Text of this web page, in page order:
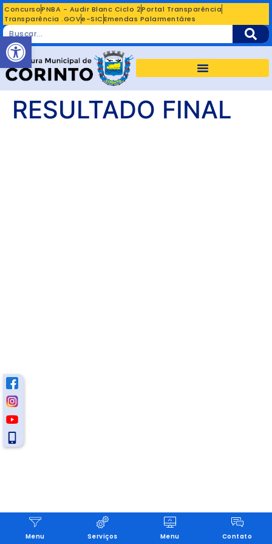
ConcursoPNBA - Audir Blanc Ciclo 2Portal Transparência
Transparência .GOVe-SICEmendas Palarmentáres
RESULTADO FINAL
Menu Serviços Menu Contato
Abrir a barra de ferramentas